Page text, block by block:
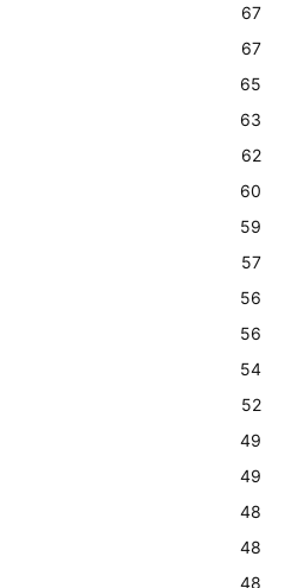
67
67
65
63
62
60
59
57
56
56
54
52
49
49
48
48
48